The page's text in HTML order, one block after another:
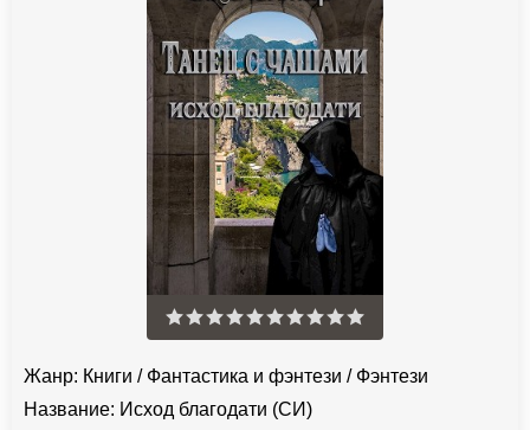
Жанр: Книги / Фантастика и фэнтези / Фэнтези
Название: Исход благодати (СИ)